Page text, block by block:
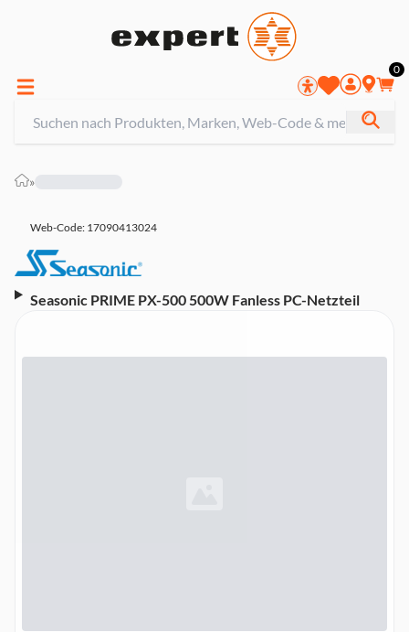
0
»
Web-Code: 17090413024
Seasonic PRIME PX-500 500W Fanless PC-Netzteil